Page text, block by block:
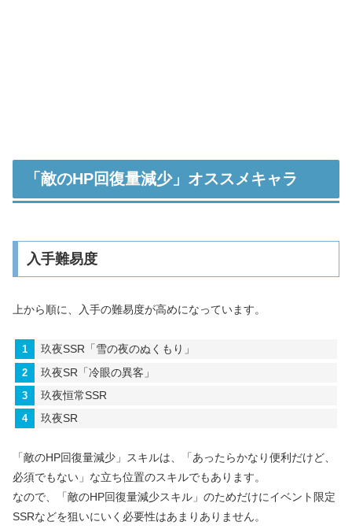
「敵のHP回復量減少」オススメキャラ
入手難易度
上から順に、入手の難易度が高めになっています。
玖夜SSR「雪の夜のぬくもり」
玖夜SR「冷眼の異客」
玖夜恒常SSR
玖夜SR
「敵のHP回復量減少」スキルは、「あったらかなり便利だけど、
必須でもない」な立ち位置のスキルでもあります。
なので、「敵のHP回復量減少スキル」のためだけにイベント限定
SSRなどを狙いにいく必要性はあまりありません。